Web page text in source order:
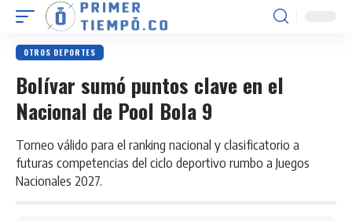
OTROS DEPORTES
Bolívar sumó puntos clave en el
Nacional de Pool Bola 9
Torneo válido para el ranking nacional y clasificatorio a
futuras competencias del ciclo deportivo rumbo a Juegos
Nacionales 2027.